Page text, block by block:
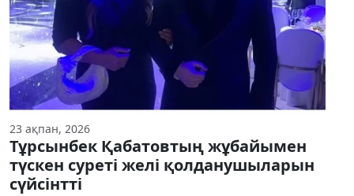
23 ақпан, 2026
Тұрсынбек Қабатовтың жұбайымен
түскен суреті желі қолданушыларын
сүйсінтті